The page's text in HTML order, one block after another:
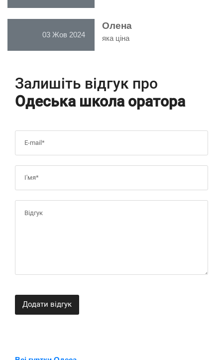
03 Жов 2024
Олена
яка ціна
Залишіть відгук про
Одеська школа оратора
Додати відгук